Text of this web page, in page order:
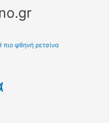
πιο φθηνή ρετσίνα